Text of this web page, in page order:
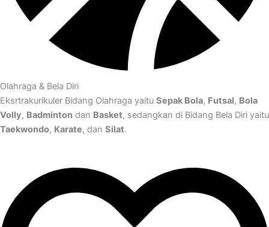
Olahraga & Bela Diri
Eksrtrakurikuler Bidang Olahraga yaitu Sepak Bola, Futsal, Bola
Volly, Badminton dan Basket, sedangkan di Bidang Bela Diri yaitu
Taekwondo, Karate, dan Silat.